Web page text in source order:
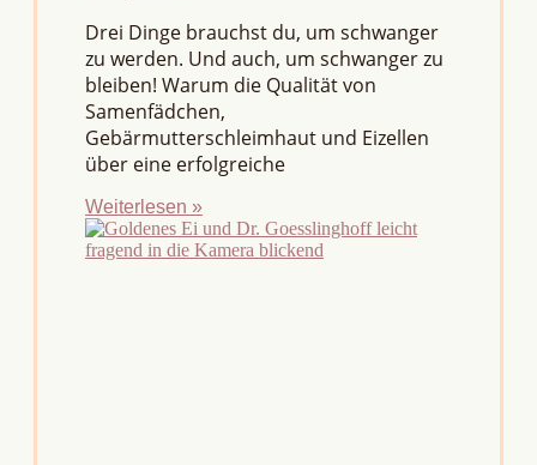
Drei Dinge brauchst du, um schwanger
zu werden. Und auch, um schwanger zu
bleiben! Warum die Qualität von
Samenfädchen,
Gebärmutterschleimhaut und Eizellen
über eine erfolgreiche
Weiterlesen »